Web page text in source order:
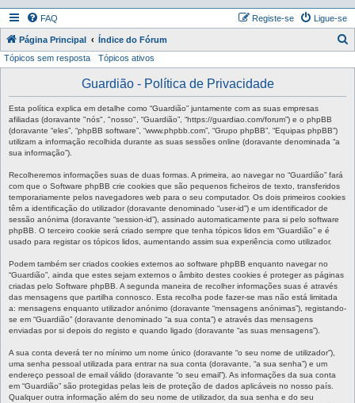
FAQ Ligue-se
Registe-se
Página Principal Índice do Fórum
Tópicos sem resposta Tópicos ativos
Guardião - Política de Privacidade
Esta política explica em detalhe como “Guardião” juntamente com as suas empresas
afiliadas (doravante "nós", "nosso", “Guardião”, “https://guardiao.com/forum”) e o phpBB
(doravante “eles”, “phpBB software”, “www.phpbb.com”, “Grupo phpBB”, “Equipas phpBB”)
utilizam a informação recolhida durante as suas sessões online (doravante denominada “a
sua informação”).
Recolheremos informações suas de duas formas. A primeira, ao navegar no “Guardião” fará
com que o Software phpBB crie cookies que são pequenos ficheiros de texto, transferidos
temporariamente pelos navegadores web para o seu computador. Os dois primeiros cookies
têm a identificação do utilizador (doravante denominado “user-id”) e um identificador de
sessão anónima (doravante “session-id”), assinado automaticamente para si pelo software
phpBB. O terceiro cookie será criado sempre que tenha tópicos lidos em “Guardião” e é
usado para registar os tópicos lidos, aumentando assim sua experiência como utilizador.
Podem também ser criados cookies externos ao software phpBB enquanto navegar no
“Guardião”, ainda que estes sejam externos o âmbito destes cookies é proteger as páginas
criadas pelo Software phpBB. A segunda maneira de recolher informações suas é através
das mensagens que partilha connosco. Esta recolha pode fazer-se mas não está limitada
a: mensagens enquanto utilizador anónimo (doravante “mensagens anónimas”), registando-
se em “Guardião” (doravante denominado “a sua conta”) e através das mensagens
enviadas por si depois do registo e quando ligado (doravante “as suas mensagens”).
A sua conta deverá ter no mínimo um nome único (doravante “o seu nome de utilizador”),
uma senha pessoal utilizada para entrar na sua conta (doravante, “a sua senha”) e um
endereço pessoal de email válido (doravante “o seu email”). As informações da sua conta
em “Guardião” são protegidas pelas leis de proteção de dados aplicáveis no nosso país.
Qualquer outra informação além do seu nome de utilizador, da sua senha e do seu